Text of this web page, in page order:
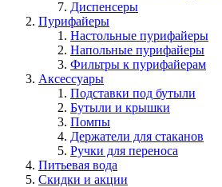
Диспенсеры
Пурифайеры
Настольные пурифайеры
Напольные пурифайеры
Фильтры к пурифайерам
Аксессуары
Подставки под бутыли
Бутыли и крышки
Помпы
Держатели для стаканов
Ручки для переноса
Питьевая вода
Скидки и акции